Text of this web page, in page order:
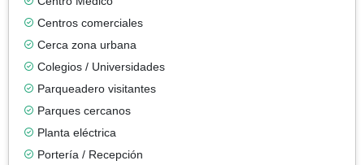
Centros comerciales
Cerca zona urbana
Colegios / Universidades
Parqueadero visitantes
Parques cercanos
Planta eléctrica
Portería / Recepción